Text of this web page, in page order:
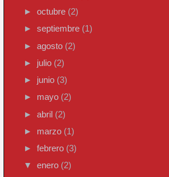
► octubre (2)
► septiembre (1)
► agosto (2)
► julio (2)
► junio (3)
► mayo (2)
► abril (2)
► marzo (1)
► febrero (3)
▼ enero (2)